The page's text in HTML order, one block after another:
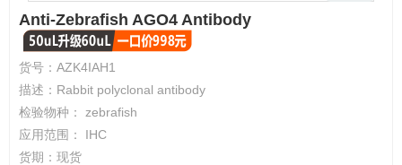
Anti-Zebrafish AGO4 Antibody
货号： AZK4IAH1
描述： Rabbit polyclonal antibody
检验物种： zebrafish
应用范围： IHC
货期： 现货